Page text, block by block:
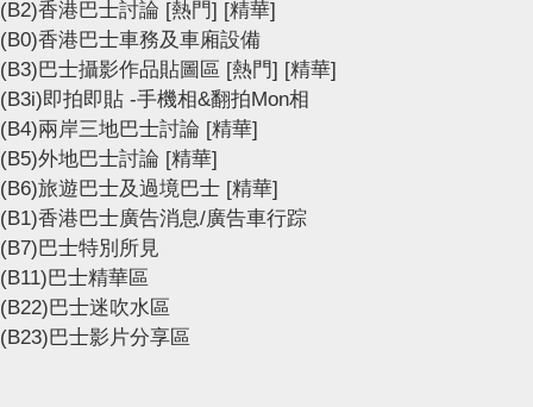
(B2)香港巴士討論 [熱門] [精華]
(B0)香港巴士車務及車廂設備
(B3)巴士攝影作品貼圖區 [熱門] [精華]
(B3i)即拍即貼 -手機相&翻拍Mon相
(B4)兩岸三地巴士討論 [精華]
(B5)外地巴士討論 [精華]
(B6)旅遊巴士及過境巴士 [精華]
(B1)香港巴士廣告消息/廣告車行踪
(B7)巴士特別所見
(B11)巴士精華區
(B22)巴士迷吹水區
(B23)巴士影片分享區